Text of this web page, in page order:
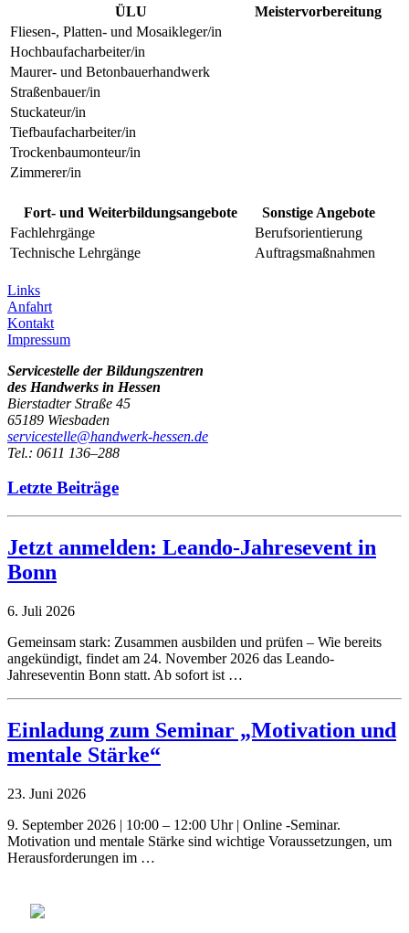
ÜLU
Meistervorbereitung
Fliesen-, Platten- und Mosaikleger/in
Hochbaufacharbeiter/in
Maurer- und Betonbauerhandwerk
Straßenbauer/in
Stuckateur/in
Tiefbaufacharbeiter/in
Trockenbaumonteur/in
Zimmerer/in
Fort- und Weiterbildungsangebote
Sonstige Angebote
Fachlehrgänge
Berufsorientierung
Technische Lehrgänge
Auftragsmaßnahmen
Links
Anfahrt
Kontakt
Impressum
Servicestelle der Bildungszentren
des Handwerks in Hessen
Bierstadter Straße 45
65189 Wiesbaden
servicestelle@handwerk-hessen.de
Tel.: 0611 136–288
Letzte Beiträge
Jetzt anmelden: Leando-Jahresevent in
Bonn
6. Juli 2026
Gemeinsam stark: Zusammen ausbilden und prüfen – Wie bereits
angekündigt, findet am 24. November 2026 das Leando-
Jahreseventin Bonn statt. Ab sofort ist …
Einladung zum Seminar „Motivation und
mentale Stärke“
23. Juni 2026
9. September 2026 | 10:00 – 12:00 Uhr | Online -Seminar.
Motivation und mentale Stärke sind wichtige Voraussetzungen, um
Herausforderungen im …